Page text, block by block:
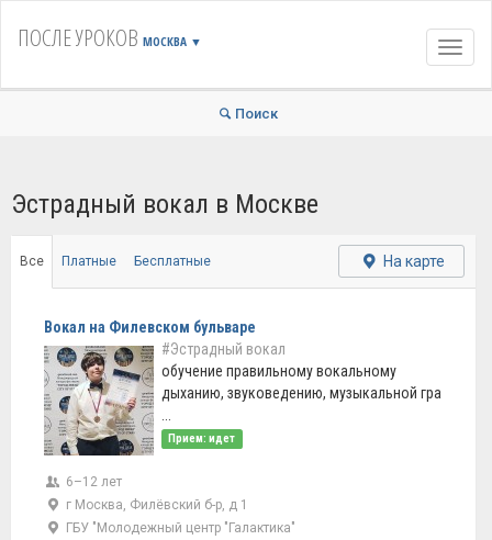
ПОСЛЕ УРОКОВ МОСКВА ▼
Поиск
Эстрадный вокал в Москве
Все Платные Бесплатные На карте
Вокал на Филевском бульваре
#Эстрадный вокал
обучение правильному вокальному
дыханию, звуковедению, музыкальной гра
Прием: идет
6–12 лет
г Москва, Филёвский б-р, д 1
ГБУ "Молодежный центр "Галактика"